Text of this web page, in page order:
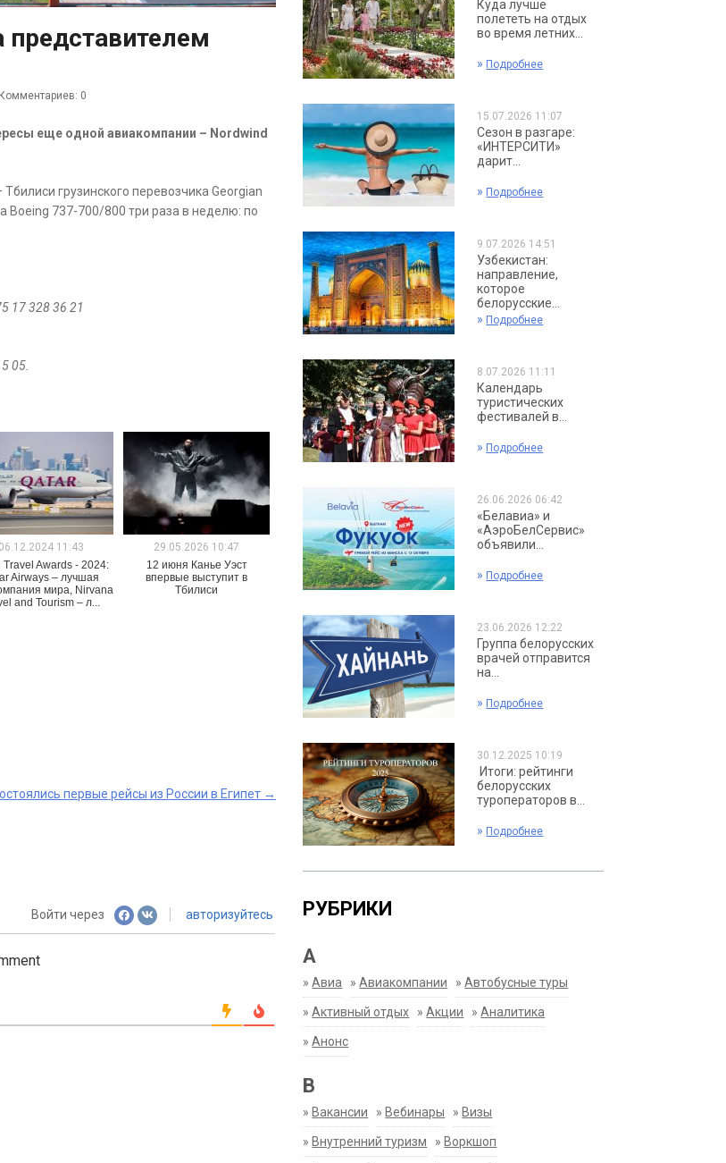
представителем
Комментариев: 0
еще одной авиакомпании – Nordwind
грузинского перевозчика Georgian
Boeing 737-700/800 три раза в неделю: по
17 328 36 21
05.
06.12.2024 11:43
Travel Awards - 2024:
Airways – лучшая
мира, Nirvana
and Tourism – л...
29.05.2026 10:47
12 июня Канье Уэст
впервые выступит в
Тбилиси
первые рейсы из России в Египет →
Войти через авторизуйтесь
Куда лучше
полететь на отдых
во время летних...
» Подробнее
15.07.2026 11:07
Сезон в разгаре:
«ИНТЕРСИТИ»
дарит...
» Подробнее
9.07.2026 14:51
Узбекистан:
направление,
которое
белорусские...
» Подробнее
8.07.2026 11:11
Календарь
туристических
фестивалей в...
» Подробнее
26.06.2026 06:42
«Белавиа» и
«АэроБелСервис»
объявили...
» Подробнее
23.06.2026 12:22
Группа белорусских
врачей отправится
на...
» Подробнее
30.12.2025 10:19
Итоги: рейтинги
белорусских
туроператоров в...
» Подробнее
РУБРИКИ
А
»Авиа »Авиакомпании »Автобусные туры
»Активный отдых »Акции »Аналитика
»Анонс
В
» Вакансии » Вебинары » Визы
» Внутренний туризм » Воркшоп